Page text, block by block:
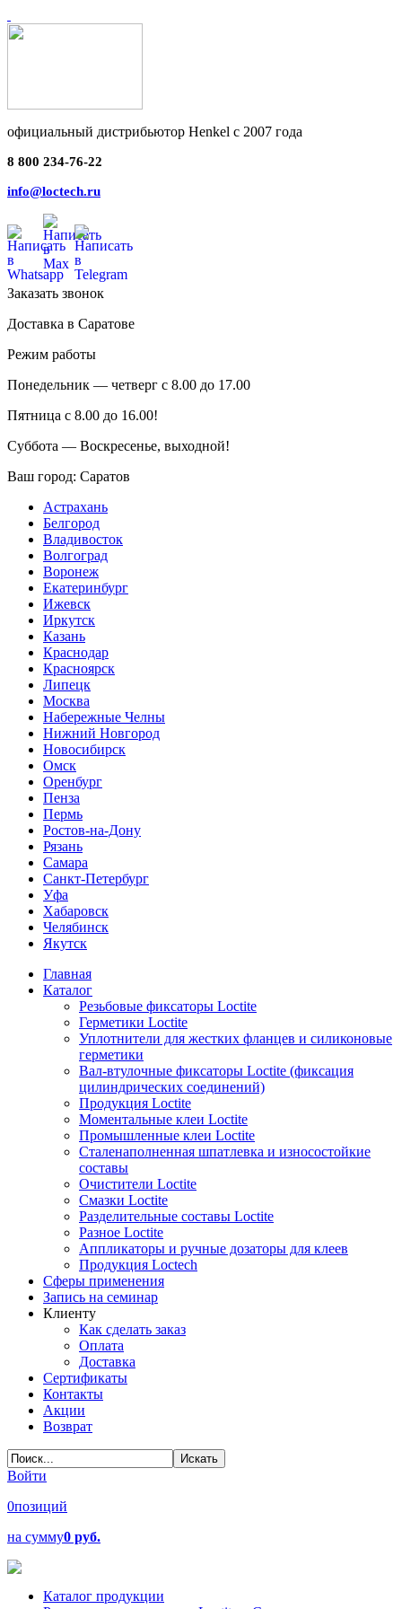
официальный дистрибьютор Henkel с 2007 года
8 800 234-76-22
info@loctech.ru
Заказать звонок
Доставка в Саратове
Режим работы
Понедельник — четверг с 8.00 до 17.00
Пятница с 8.00 до 16.00!
Суббота — Воскресенье, выходной!
Ваш город: Саратов
Астрахань
Белгород
Владивосток
Волгоград
Воронеж
Екатеринбург
Ижевск
Иркутск
Казань
Краснодар
Красноярск
Липецк
Москва
Набережные Челны
Нижний Новгород
Новосибирск
Омск
Оренбург
Пенза
Пермь
Ростов-на-Дону
Рязань
Самара
Санкт-Петербург
Уфа
Хабаровск
Челябинск
Якутск
Главная
Каталог
Резьбовые фиксаторы Loctite
Герметики Loctite
Уплотнители для жестких фланцев и силиконовые
герметики
Вал-втулочные фиксаторы Loctite (фиксация
цилиндрических соединений)
Продукция Loctite
Моментальные клеи Loctite
Промышленные клеи Loctite
Сталенаполненная шпатлевка и износостойкие
составы
Очистители Loctite
Смазки Loctite
Разделительные составы Loctite
Разное Loctite
Аппликаторы и ручные дозаторы для клеев
Продукция Loctech
Сферы применения
Запись на семинар
Клиенту
Как сделать заказ
Оплата
Доставка
Сертификаты
Контакты
Акции
Возврат
Войти
0позиций
на сумму0 руб.
Каталог продукции